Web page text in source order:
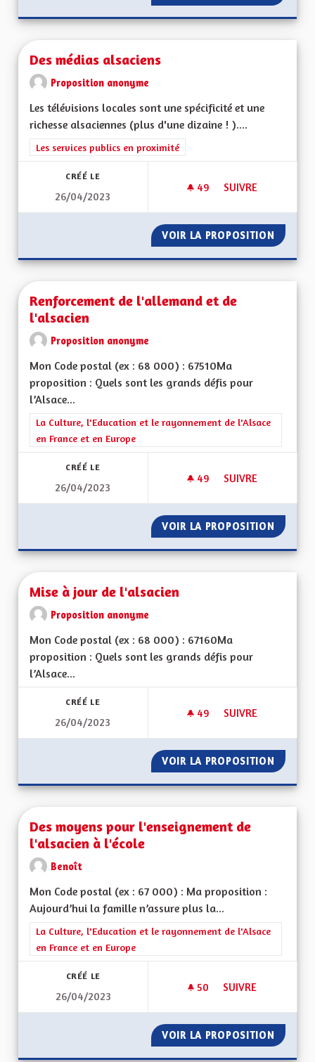
Des médias alsaciens
Proposition anonyme
Les télévisions locales sont une spécificité et une
richesse alsaciennes (plus d'une dizaine ! )....
Filtrer les résultats de la catégorie : Les services publics en
Les services publics en proximité
CRÉÉ LE
26/04/2023
49 49 ABONNÉS
SUIVRE
VOIR LA PROPOSITION DES
Renforcement de l'allemand et de
l'alsacien
Proposition anonyme
Mon Code postal (ex : 68 000) : 67510Ma
proposition : Quels sont les grands défis pour
l’Alsace...
Filtrer les résultats de la catégorie : La Culture, l'Education et
La Culture, l'Education et le rayonnement de l'Alsace
en France et en Europe
CRÉÉ LE
26/04/2023
49 49 ABONNÉS
SUIVRE
VOIR LA PROPOSITION
Mise à jour de l'alsacien
Proposition anonyme
Mon Code postal (ex : 68 000) : 67160Ma
proposition : Quels sont les grands défis pour
l’Alsace...
CRÉÉ LE
26/04/2023
49 49 ABONNÉS
SUIVRE
VOIR LA PROPOSITION MISE
Des moyens pour l'enseignement de
l'alsacien à l'école
Benoît
Mon Code postal (ex : 67 000) : Ma proposition :
Aujourd’hui la famille n’assure plus la...
Filtrer les résultats de la catégorie : La Culture, l'Education et
La Culture, l'Education et le rayonnement de l'Alsace
en France et en Europe
CRÉÉ LE
26/04/2023
50 50 ABONNÉS
SUIVRE
VOIR LA PROPOSITION DES